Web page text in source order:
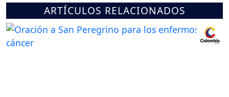
ARTÍCULOS RELACIONADOS